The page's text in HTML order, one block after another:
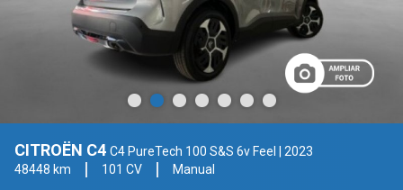
CITROËN C4 C4 PureTech 100 S&S 6v Feel
| 2023
48448 km
101 CV Manual